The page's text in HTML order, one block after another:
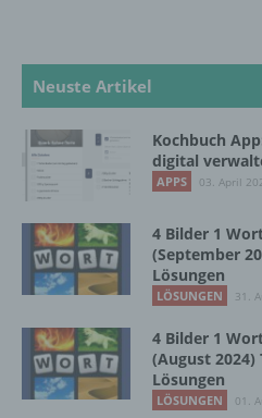
Neuste Artikel
Kochbuch
digital
APPS 03. April
4 Bilder 1
(September
Lösungen
LÖSUNGEN 31.
4 Bilder 1
(August 2024)
Lösungen
LÖSUNGEN 01.
Einschränkung der
Markierung
personenbezogener
Profiling ist jede Art
Verarbeitung
darin besteht, dass
werden, um
die sich auf eine
zu bewerten,
bezüglich